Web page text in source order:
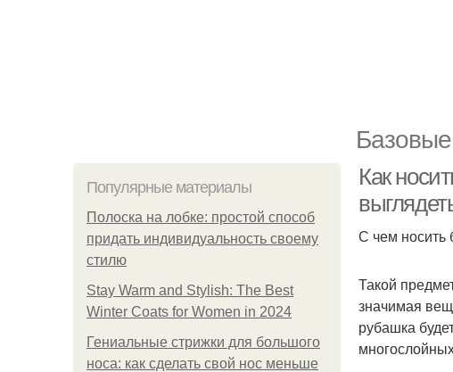
Популярные материалы
Полоска на лобке: простой способ
придать индивидуальность своему
стилю
Stay Warm and Stylish: The Best
Winter Coats for Women in 2024
Гениальные стрижки для большого
носа: как сделать свой нос меньше
Как
С чем носить
Такой
значимая
рубашка